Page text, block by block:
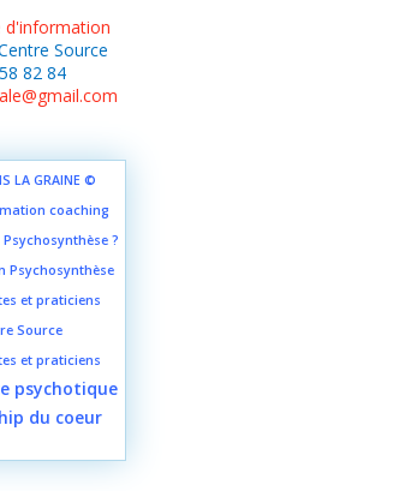
Source
82 84
LA GRAINE ©
coaching
?
Psychosynthèse
et praticiens
Source
et praticiens
psychotique
du coeur